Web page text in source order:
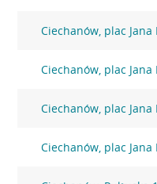
Ciechanów, plac Jana
Ciechanów, plac Jana
Ciechanów, plac Jana
Ciechanów, plac Jana